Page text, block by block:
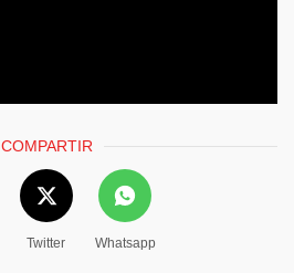
COMPARTIR
Twitter Whatsapp